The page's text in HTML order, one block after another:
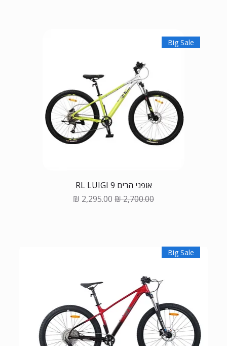
Big Sale
אופני הרים RL LUIGI 9
Regular Price
Sale Price
Big Sale